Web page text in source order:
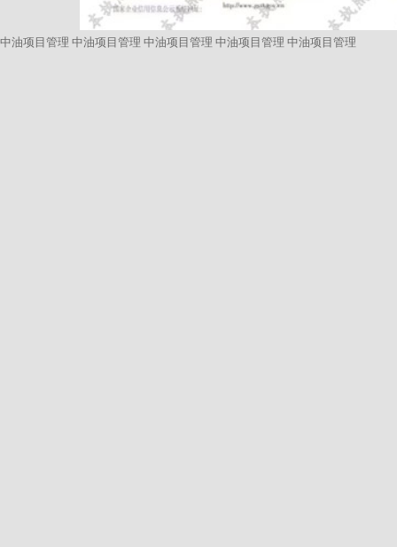
中油项目管理 中油项目管理 中油项目管理 中油项目管理 中油项目管理